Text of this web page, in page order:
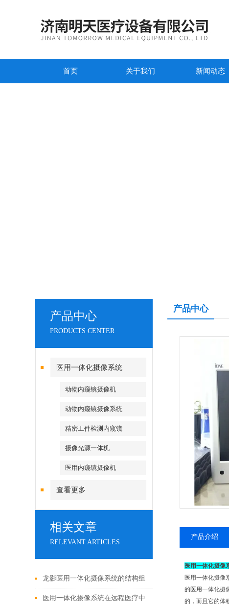
首页 关于我们 新闻动态
产品中心
PRODUCTS CENTER
医用一体化摄像系统
动物内窥镜摄像机
动物内窥镜摄像系统
精密工件检测内窥镜
摄像光源一体机
医用内窥镜摄像机
查看更多
相关文章
RELEVANT ARTICLES
龙影医用一体化摄像系统的结构组
成与功能优势
医用一体化摄像系统在远程医疗中
产品中心
产品介绍
医用一体化摄像
医用一体化摄像
的医用一体化摄
的，而且它的体